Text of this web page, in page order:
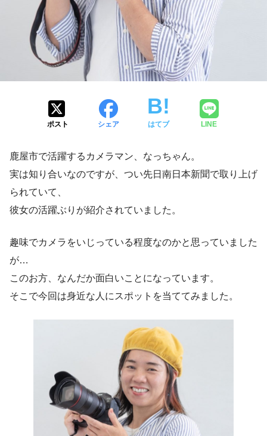
ポスト シェア はてブ LINE
鹿屋市で活躍するカメラマン、なっちゃん。
実は知り合いなのですが、つい先日南日本新聞で取り上げ
られていて、
彼女の活躍ぶりが紹介されていました。
趣味でカメラをいじっている程度なのかと思っていました
が…
このお方、なんだか面白いことになっています。
そこで今回は身近な人にスポットを当ててみました。